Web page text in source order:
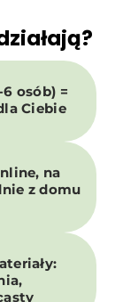
osób) =
Ciebie
na
z domu